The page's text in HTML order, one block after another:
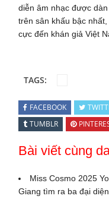
diễn âm nhạc được
trên sân khấu bậc
cực đến khán giả Việt
TAGS:
FACEBOOK
TUMBLR
Bài viết cùng
Miss Cosmo 2025
Giang tìm ra ba đại